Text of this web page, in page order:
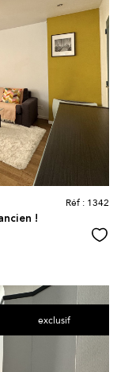
!
Réf : 1342
exclusif